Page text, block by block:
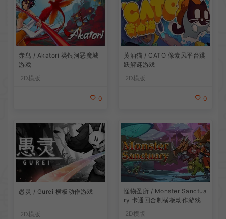
赤鸟 / Akatori 类银河恶魔城
游戏
2D横版
0
黄油猫 / CATO 像素风平台跳
跃解谜游戏
2D横版
0
愚灵 / Gurei 横板动作游戏
2D横版
怪物圣所 / Monster Sanctua
ry 卡通回合制横板动作游戏
2D横版